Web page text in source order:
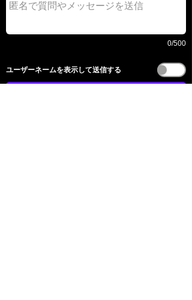
0/500
​ユーザーネームを表示して送信する